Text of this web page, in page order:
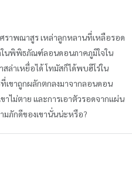
ราพณาสูร เหล่าลูกหลานที่เหลือรอด
ในพิพิธภัณฑ์ลอนดอนภาคภูมิใจใน
ล่าเหยื่อได้ โทมัสก็ได้พบฮีโร่ใน
เขาถูกผลักตกลงมาจากลอนดอน
าไม่ตาย และการเอาตัวรอดจากแผ่น
มภักดีของเขานั่นน่ะหรือ?